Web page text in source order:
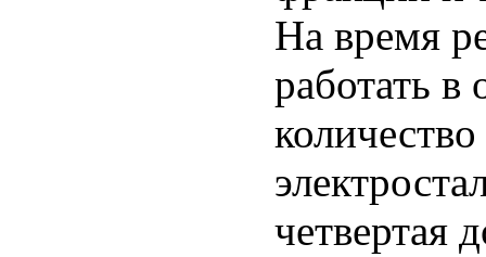
На время
работать
четвертая